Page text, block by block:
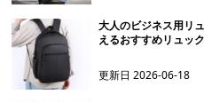
大人のビジネス用リ
えるおすすめリュッ
更新日2026-06-18